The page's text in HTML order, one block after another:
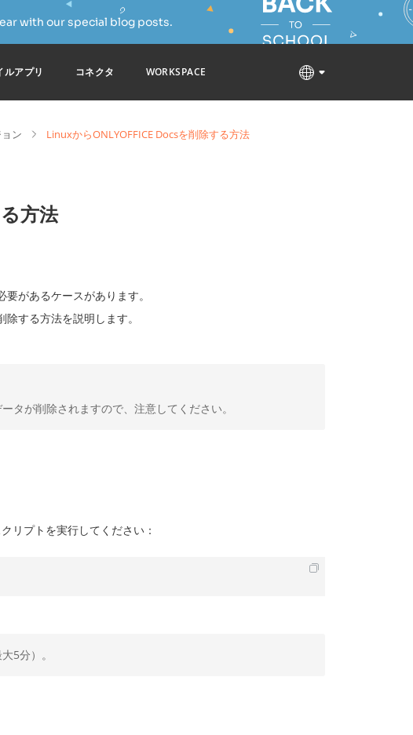
with our special blog posts.
ルアプリ コネクタ WORKSPACE
ン LinuxからONLYOFFICE Docsを削除する方法
方法
があるケースがあります。
する方法を説明します。
が削除されますので、注意してください。
リプトを実行してください：
5分）。